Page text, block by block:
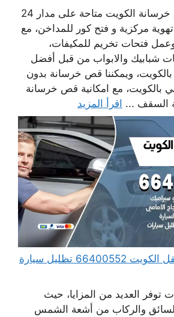
خدمات شركة قص خرسانة الكويت متاحة على مدار 24
مركزية و فتح كور للمداخن، مع
فتحات تخريم للمكيفات،
شبابيك والابواب من قبل أفضل
ويمكننا قص خرسانة بدون
بالكويت، مع امكانية قص خرسانة
السقف ... اقرأ المزيد
تظليل سيارات متنقل الكويت 66400552 تظليل سيارة
توفر العديد من المزايا، حيث
والركاب من أشعة الشمس